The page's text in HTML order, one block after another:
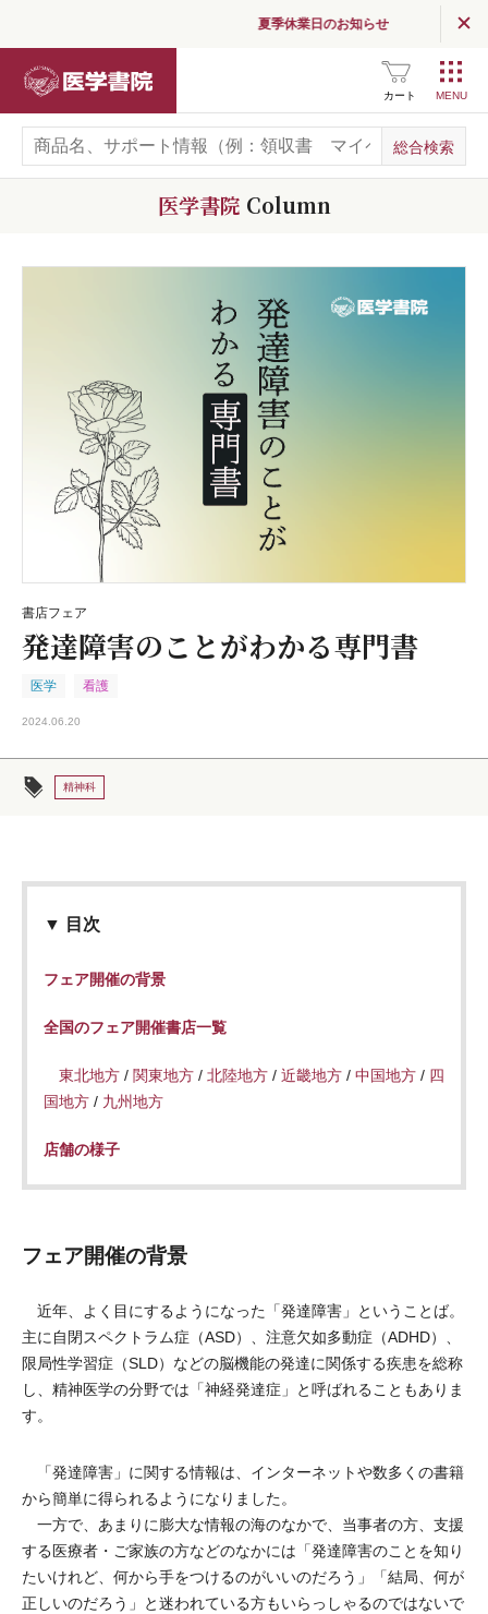
夏季休業日のお知らせ
カート
医学書院 Column
書店フェア
発達障害のことがわかる専門書
医学 看護
2024.06.20
精神科
▼ 目次
フェア開催の背景
全国のフェア開催書店一覧
東北地方 / 関東地方 / 北陸地方 / 近畿地方 / 中国地方 / 四
国地方 / 九州地方
店舗の様子
フェア開催の背景
近年、よく目にするようになった「発達障害」ということば。
主に自閉スペクトラム症（ASD）、注意欠如多動症（ADHD）、
限局性学習症（SLD）などの脳機能の発達に関係する疾患を総称
し、精神医学の分野では「神経発達症」と呼ばれることもありま
す。
「発達障害」に関する情報は、インターネットや数多くの書籍
から簡単に得られるようになりました。
一方で、あまりに膨大な情報の海のなかで、当事者の方、支援
する医療者・ご家族の方などのなかには「発達障害のことを知り
たいけれど、何から手をつけるのがいいのだろう」「結局、何が
正しいのだろう」と迷われている方もいらっしゃるのではないで